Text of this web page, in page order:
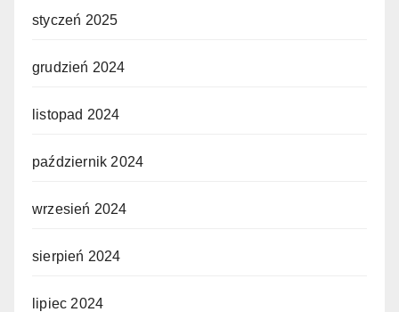
styczeń 2025
grudzień 2024
listopad 2024
październik 2024
wrzesień 2024
sierpień 2024
lipiec 2024